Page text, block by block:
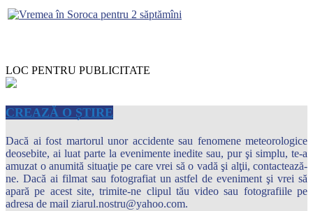
LOC PENTRU PUBLICITATE
CREAZĂ O ȘTIRE
Dacă ai fost martorul unor accidente sau fenomene meteorologice
deosebite, ai luat parte la evenimente inedite sau, pur şi simplu, te-a
amuzat o anumită situaţie pe care vrei să o vadă şi alţii, contactează-
ne. Dacă ai filmat sau fotografiat un astfel de eveniment şi vrei să
apară pe acest site, trimite-ne clipul tău video sau fotografiile pe
adresa de mail ziarul.nostru@yahoo.com.